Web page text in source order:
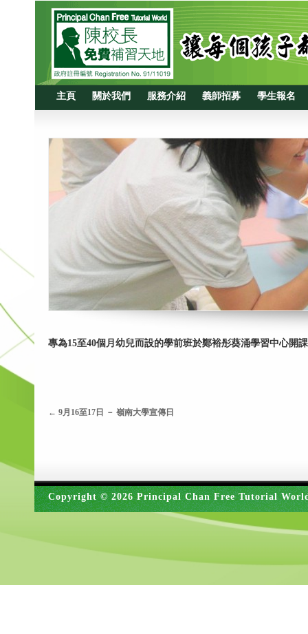
主頁 關於我們 服務介紹 義師招募 學生報名
專為15至40個月幼兒而設的學前班於鄭裕彤葵涌學習中心開
← 9月16至17日 － 嶺南大學宣傳日
Copyright © 2026 Principal Chan Free Tutorial